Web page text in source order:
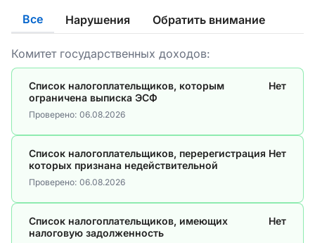
Все Нарушения Обратить внимание
Комитет государственных доходов:
Список налогоплательщиков, которым
ограничена выписка ЭСФ
Нет
Проверено: 06.08.2026
Список налогоплательщиков, перерегистрация
которых признана недействительной
Нет
Проверено: 06.08.2026
Список налогоплательщиков, имеющих
налоговую задолженность
Нет